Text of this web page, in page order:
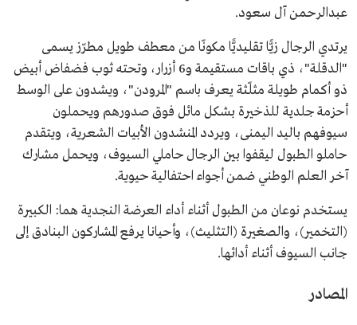
عبدالرحمن آل سعود.
يرتدي الرجال زيًّا تقليديًّا مكونّا من معطف طويل مطرّز يسمى
"الدقلة"، ذي باقات مستقيمة و6 أزرار، وتحته ثوب فضفاض أبيض
ذو أكمام طويلة مثلّثة يعرف باسم "المرودن"، ويشدون على الوسط
أحزمة جلدية للذخيرة بشكل مائل فوق صدورهم ويحملون
سيوفهم باليد اليمنى، ويردد المنشدون الأبيات الشعرية، ويتقدم
حاملو الطبول ليقفوا بين الرجال حاملي السيوف، ويحمل مشارك
آخر العلم الوطني ضمن أجواء احتفالية حيوية.
يستخدم نوعان من الطبول أثناء أداء العرضة النجدية هما: الكبيرة
(التخمير)، والصغيرة (التثليث)، وأحيانا يرفع المشاركون البنادق إلى
جانب السيوف أثناء أدائها.
المصادر